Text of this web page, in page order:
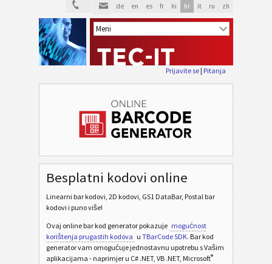
de en es fr hi hr it ru zh
Prijavite se| Pitanja
Besplatni kodovi online
Linearni bar kodovi, 2D kodovi, GS1 DataBar, Postal bar
kodovi i puno više!
Ovaj online bar kod generator pokazuje mogućnost
korištenja prugastih kodova u TBarCode SDK. Bar kod
generator vam omogućuje jednostavnu upotrebu s Vašim
aplikacijama - naprimjer u C# .NET, VB .NET, Microsoft®